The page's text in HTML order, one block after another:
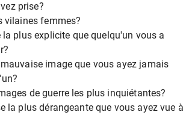
prise?
vilaines femmes?
plus explicite que quelqu'un vous a
image que vous ayez jamais
de guerre les plus inquiétantes?
la plus dérangeante que vous ayez vue à